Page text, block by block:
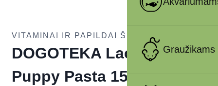
Graužikams
VITAMINAI IR PAPILDAI ŠUNIMS
DOGOTEKA LactoAdapt
Puppy Pasta 15g